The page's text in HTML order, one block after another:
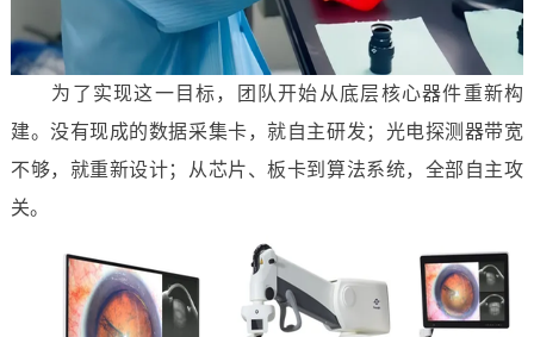
为了实现这一目标，团队开始从底层核心器件重新构
建。没有现成的数据采集卡，就自主研发；光电探测器带宽
不够，就重新设计；从芯片、板卡到算法系统，全部自主攻
关。